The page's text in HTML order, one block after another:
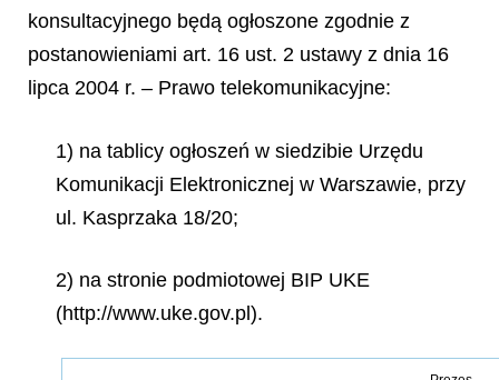
konsultacyjnego będą ogłoszone zgodnie z
postanowieniami art. 16 ust. 2 ustawy z dnia 16
lipca 2004 r. – Prawo telekomunikacyjne:
1) na tablicy ogłoszeń w siedzibie Urzędu
Komunikacji Elektronicznej w Warszawie, przy
ul. Kasprzaka 18/20;
2) na stronie podmiotowej BIP UKE
(http://www.uke.gov.pl).